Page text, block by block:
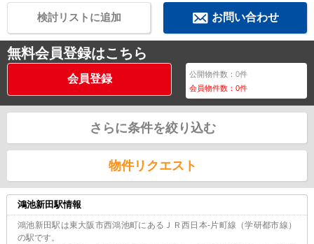
お問い合わせ
検討リストに追加
無料会員登録はこちら
会員登録 公開物件数：0件
会員物件数：0件
さらに条件を絞り込む
物件リクエスト
鴻池新田駅情報
鴻池新田駅は東大阪市西鴻池町にあるＪＲ西日本-片町線（学研都市線）
の駅です。